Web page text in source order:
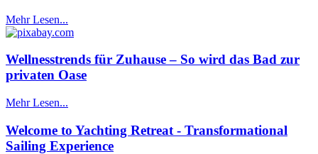
Mehr Lesen...
Wellnesstrends für Zuhause – So wird das Bad zur
privaten Oase
Mehr Lesen...
Welcome to Yachting Retreat - Transformational
Sailing Experience